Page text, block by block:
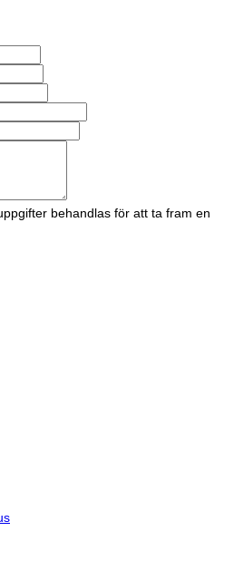
behandlas för att ta fram en